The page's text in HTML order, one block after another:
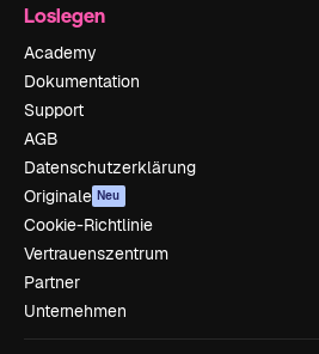
Loslegen
Academy
Dokumentation
Support
AGB
Datenschutzerklärung
Originale Neu
Cookie-Richtlinie
Vertrauenszentrum
Partner
Unternehmen